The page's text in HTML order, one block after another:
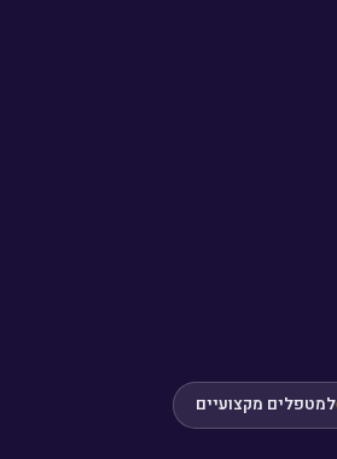
למטפלים מקצועיים